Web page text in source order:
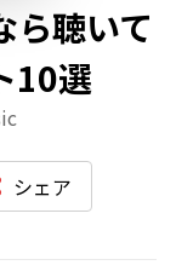
聴いて
10選
シェア